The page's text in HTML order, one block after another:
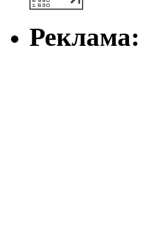
Реклама: